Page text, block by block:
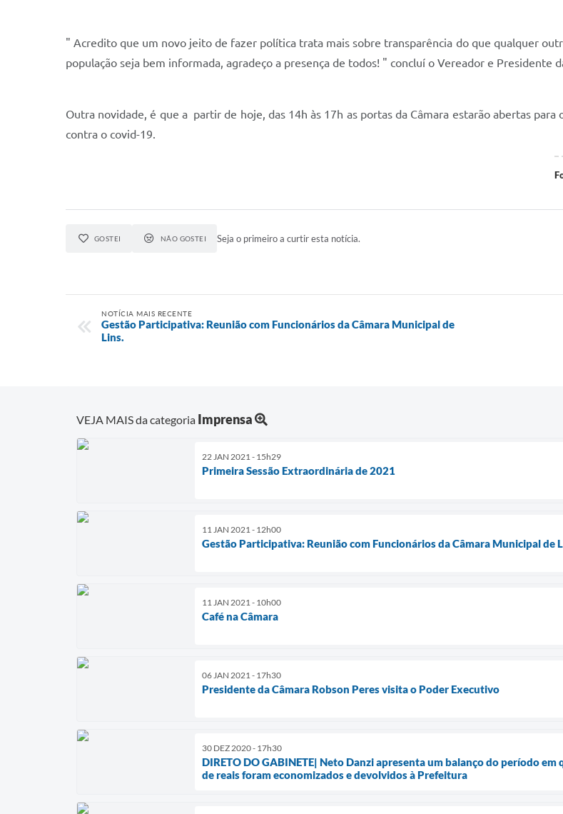
" Acredito que um novo jeito de fazer política trata mais sobre transparência do que qualquer
população seja bem informada, agradeço a presença de todos! " concluí o Vereador e Presidente
Outra novidade, é que a partir de hoje, das 14h às 17h as portas da Câmara estarão abertas
contra o covid-19.
GOSTEI NÃO GOSTEI Seja o primeiro a curtir esta notícia.
NOTÍCIA MAIS RECENTE
Gestão Participativa: Reunião com Funcionários da Câmara Municipal de
Lins.
VEJA MAIS da categoria Imprensa
22 JAN 2021 - 15h29
Primeira Sessão Extraordinária de 2021
11 JAN 2021 - 12h00
Gestão Participativa: Reunião com Funcionários da Câmara Municipal de
11 JAN 2021 - 10h00
Café na Câmara
06 JAN 2021 - 17h30
Presidente da Câmara Robson Peres visita o Poder Executivo
30 DEZ 2020 - 17h30
DIRETO DO GABINETE| Neto Danzi apresenta um balanço do período
de reais foram economizados e devolvidos à Prefeitura